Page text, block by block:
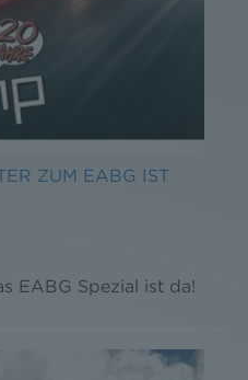
ZUM EABG IST
EABG Spezial ist da!